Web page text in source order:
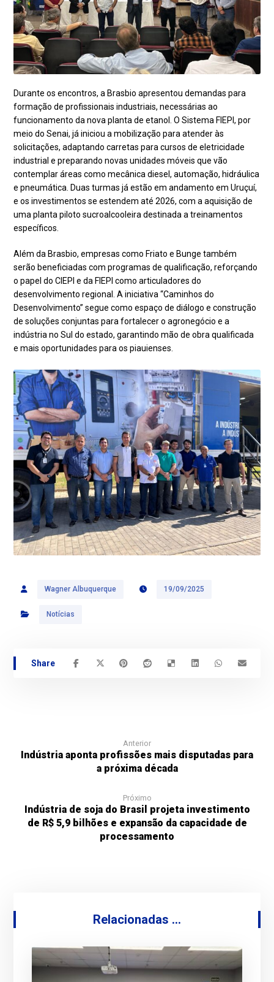
Durante os encontros, a Brasbio apresentou demandas para
formação de profissionais industriais, necessárias ao
funcionamento da nova planta de etanol. O Sistema FIEPI, por
meio do Senai, já iniciou a mobilização para atender às
solicitações, adaptando carretas para cursos de eletricidade
industrial e preparando novas unidades móveis que vão
contemplar áreas como mecânica diesel, automação, hidráulica
e pneumática. Duas turmas já estão em andamento em Uruçuí,
e os investimentos se estendem até 2026, com a aquisição de
uma planta piloto sucroalcooleira destinada a treinamentos
específicos.
Além da Brasbio, empresas como Friato e Bunge também
serão beneficiadas com programas de qualificação, reforçando
o papel do CIEPI e da FIEPI como articuladores do
desenvolvimento regional. A iniciativa “Caminhos do
Desenvolvimento” segue como espaço de diálogo e construção
de soluções conjuntas para fortalecer o agronegócio e a
indústria no Sul do estado, garantindo mão de obra qualificada
e mais oportunidades para os piauienses.
Wagner Albuquerque 19/09/2025
Notícias
Anterior
Indústria aponta profissões mais disputadas para
a próxima década
Próximo
Indústria de soja do Brasil projeta investimento
de R$ 5,9 bilhões e expansão da capacidade de
processamento
Relacionadas ...